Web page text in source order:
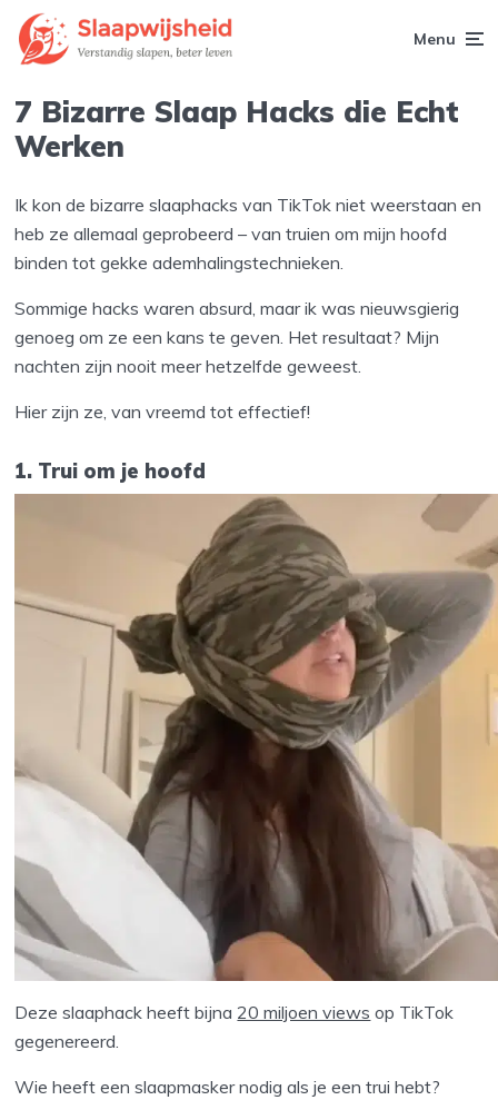
Menu
7 Bizarre Slaap Hacks die Echt
Werken
Ik kon de bizarre slaaphacks van TikTok niet weerstaan en
heb ze allemaal geprobeerd – van truien om mijn hoofd
binden tot gekke ademhalingstechnieken.
Sommige hacks waren absurd, maar ik was nieuwsgierig
genoeg om ze een kans te geven. Het resultaat? Mijn
nachten zijn nooit meer hetzelfde geweest.
Hier zijn ze, van vreemd tot effectief!
1. Trui om je hoofd
Deze slaaphack heeft bijna 20 miljoen views op TikTok
gegenereerd.
Wie heeft een slaapmasker nodig als je een trui hebt?